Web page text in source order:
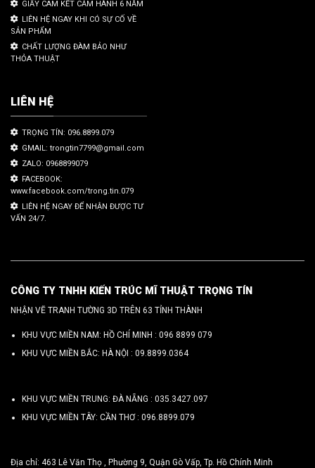
GIẤY CAM KẾT CẢM HÀNH 6 NĂM
LIÊN HỆ NGAY KHI CÓ SỰ CỐ VỀ
SẢN PHẨM
CHẤT LƯỢNG ĐÀM BẢO NHƯ
THỎA THUẬT
LIÊN HỆ
TRỌNG TÍN: 096.8899.079
GMAIL: trongtin7799@gmail.com
ZALO: 0968899079
FACEBOOK:
www.facebook.com/trong.tin.079
LIÊN HỆ NGAY ĐỂ NHẬN ĐƯỢC TƯ
VẤN 24/7.
CÔNG TY TNHH KIẾN TRÚC MĨ THUẬT TRỌNG TÍN
NHẬN VẼ TRANH TƯỜNG 3D TRÊN 63 TỈNH THÀNH
KHU VỰC MIỀN NAM: HỒ CHÍ MINH : 096 8899 079
KHU VỰC MIỀN BẮC: HÀ NỘI : 09.8899.0364
KHU VỰC MIỀN TRUNG: ĐÀ NẴNG : 035.3427.097
KHU VỰC MIỀN TÂY: CẦN THƠ : 096.8899.079
Địa chỉ: 463 Lê Văn Thọ , Phường 9, Quận Gò Vấp, Tp. Hồ Chính Minh